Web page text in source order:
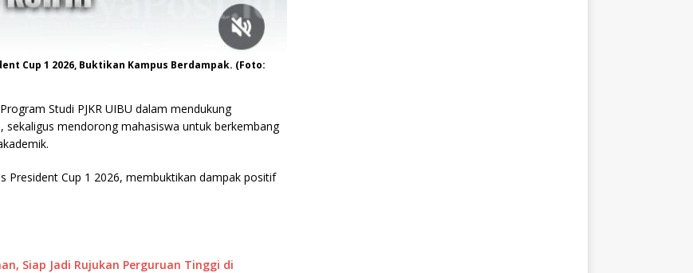
Cup 1 2026, Buktikan Kampus Berdampak. (Foto:
Studi PJKR UIBU dalam mendukung
mendorong mahasiswa untuk berkembang
President Cup 1 2026, membuktikan dampak positif
Siap Jadi Rujukan Perguruan Tinggi di